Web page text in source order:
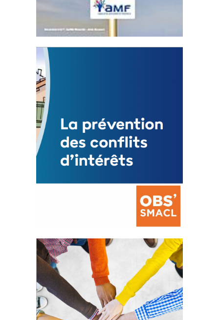
Statut de l’élu local
3 avril 2024
Mise à jour avril 2024
FEUILLETER
La prévention des conflits
d’intérêts
18 septembre 2023
FEUILLETER